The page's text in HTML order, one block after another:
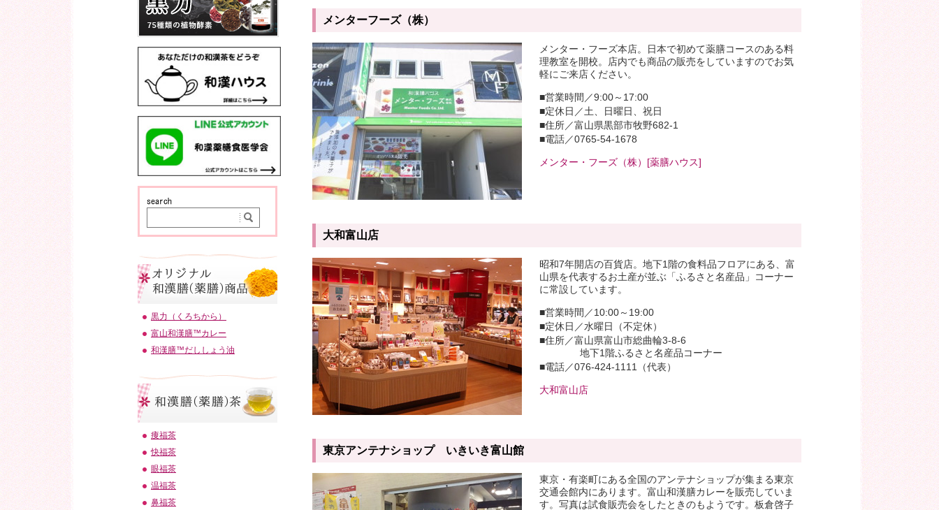
メンターフーズ（株）
メンター・フーズ本店。日本で初めて薬膳コースのある料
理教室を開校。店内でも商品の販売をしていますのでお気
軽にご来店ください。
■営業時間／9:00～17:00
■定休日／土、日曜日、祝日
■住所／富山県黒部市牧野682-1
■電話／0765-54-1678
メンター・フーズ（株）[薬膳ハウス]
大和富山店
昭和7年開店の百貨店。地下1階の食料品フロアにある、富
山県を代表するお土産が並ぶ「ふるさと名産品」コーナー
に常設しています。
■営業時間／10:00～19:00
■定休日／水曜日（不定休）
■住所／富山県富山市総曲輪3-8-6
地下1階ふるさと名産品コーナー
■電話／076-424-1111（代表）
大和富山店
東京アンテナショップ いきいき富山館
東京・有楽町にある全国のアンテナショップが集まる東京
交通会館内にあります。富山和漢膳カレーを販売していま
す。写真は試食販売会をしたときのもようです。板倉啓子
黒力（くろちから）
富山和漢膳™カレー
和漢膳™だししょう油
痩福茶
快福茶
眼福茶
温福茶
鼻福茶